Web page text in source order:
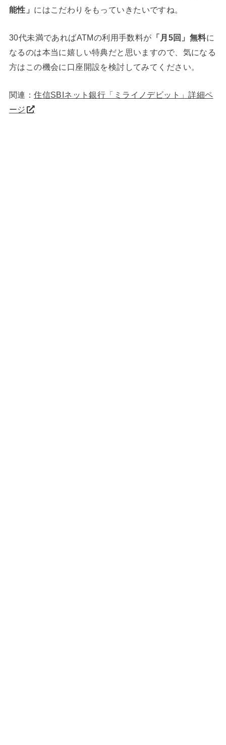
能性」 にはこだわりをもっていきたいですね。
30代未満であればATMの利用手数料が 「月5回」無料に
なるのは本当に嬉しい特典だと思いますので、気になる
方はこの機会に口座開設を検討してみてください。
関連：住信SBIネット銀行「ミライノデビット」詳細ペ
ージ